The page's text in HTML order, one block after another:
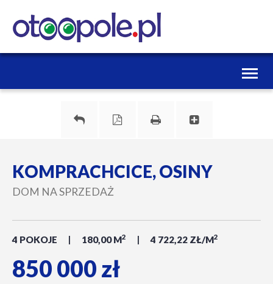
KOMPRACHCICE, OSINY
DOM NA SPRZEDAŻ
4 POKOJE 180,00 M2 4 722,22 ZŁ/M2
850 000 zł